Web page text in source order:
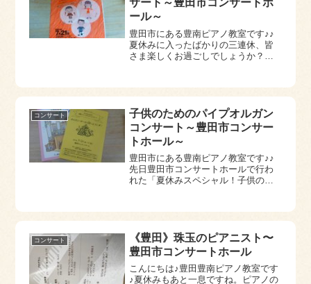
サート～豊田市コンサートホ
ール～
豊田市にある豊南ピアノ教室です♪♪
夏休みに入ったばかりの三連休、皆
さま楽しくお過ごしでしょうか？７
午後は、夏休み第一弾・・！のお出
かけで、豊田市コンサートホールで
行われる豊田ハ...
コンサート
子供のためのパイプオルガン
コンサート～豊田市コンサー
トホール～
豊田市にある豊南ピアノ教室です♪♪
先日豊田市コンサートホールで行わ
れた「夏休みスペシャル！子供のた
ログラムですが、５００円という価
安い！！）プロ...
コンサート
《豊田》珠玉のピアニスト〜
豊田市コンサートホール
こんにちは♪豊田豊南ピアノ教室です
♪夏休みもあと一息ですね。ピアノの